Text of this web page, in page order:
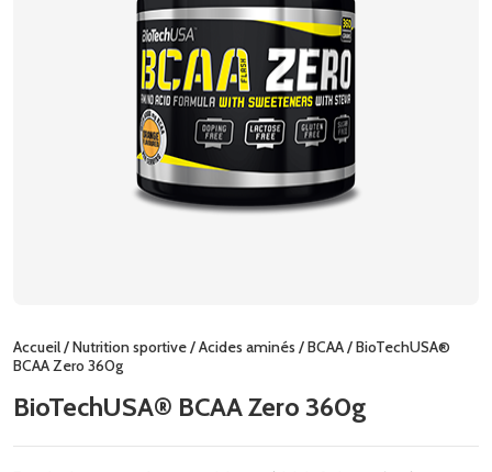
Accueil/Nutrition sportive/Acides aminés /BCAA/ BioTechUSA®
BCAA Zero 360g
BioTechUSA® BCAA Zero 360g